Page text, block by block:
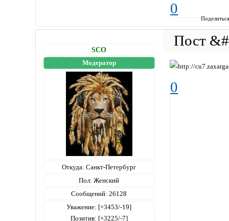
0
SCO
Модератор
Откуда: Санкт-Петербург
Пол: Женский
Сообщений: 26128
Уважение: [+3453/-19]
Позитив: [+3225/-7]
0